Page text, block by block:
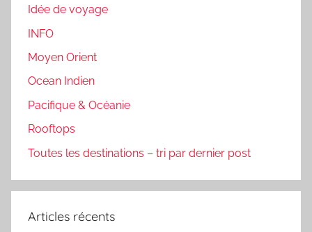
Idée de voyage
INFO
Moyen Orient
Ocean Indien
Pacifique & Océanie
Rooftops
Toutes les destinations – tri par dernier post
Articles récents